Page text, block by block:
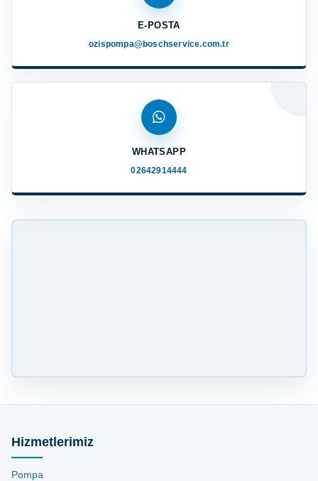
E-POSTA
ozispompa@boschservice.com.tr
WHATSAPP
02642914444
Hizmetlerimiz
Pompa